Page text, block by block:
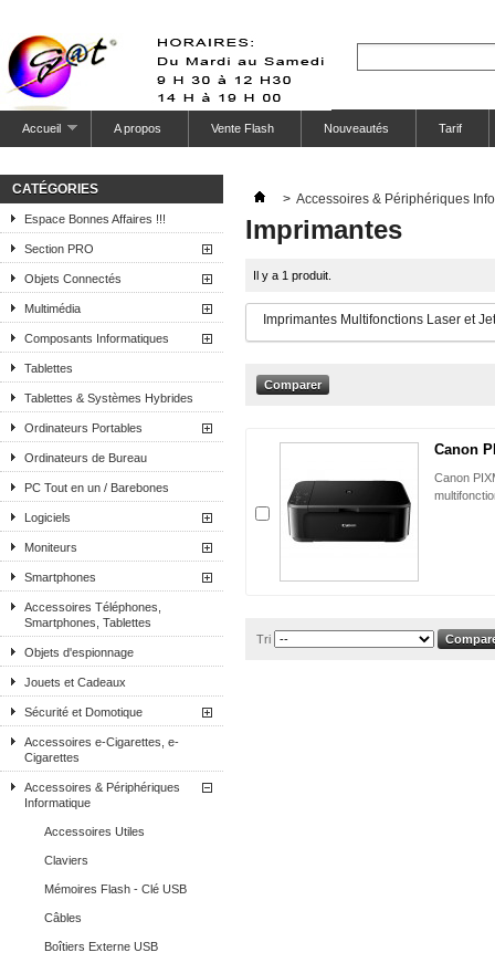
Accueil A propos Vente Flash Nouveautés Tarif
CATÉGORIES
Espace Bonnes Affaires !!!
Section PRO
Objets Connectés
Multimédia
Composants Informatiques
Tablettes
Tablettes & Systèmes Hybrides
Ordinateurs Portables
Ordinateurs de Bureau
PC Tout en un / Barebones
Logiciels
Moniteurs
Smartphones
Accessoires Téléphones,
Smartphones, Tablettes
Objets d'espionnage
Jouets et Cadeaux
Sécurité et Domotique
Accessoires e-Cigarettes, e-
Cigarettes
Accessoires & Périphériques
Informatique
Accessoires Utiles
Claviers
Mémoires Flash - Clé USB
Câbles
Boîtiers Externe USB
> Accessoires & Périphériques
Imprimantes
Il y a 1 produit.
Imprimantes Multifonctions Laser et
Canon
Canon
Tri